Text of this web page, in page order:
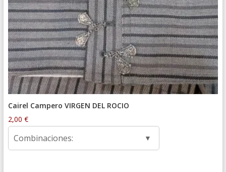
Cairel Campero VIRGEN DEL ROCIO
2,00 €
Combinaciones: